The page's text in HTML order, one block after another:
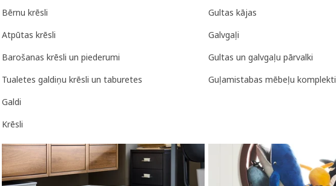
Bērnu krēsli
Atpūtas krēsli
Barošanas krēsli un piederumi
Tualetes galdiņu krēsli un taburetes
Galdi
Krēsli
Gultas kājas
Galvgaļi
Gultas un galvgaļu pārvalki
Guļamistabas mēbeļu komplekti